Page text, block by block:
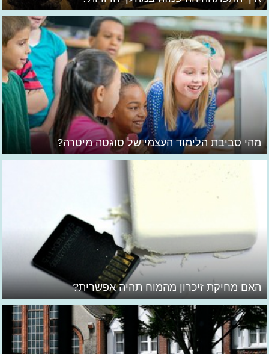
מהי סביבת הלימוד העצמי של סוגטה מיטרה?
האם מחיקת זיכרון מהמוח תהיה אפשרית?